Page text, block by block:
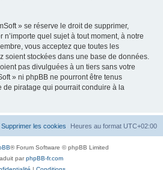
» se réserve le droit de supprimer,
quel sujet à tout moment, à notre
vous acceptez que toutes les
soient stockées dans une base de données.
pas divulguées à un tiers sans votre
» ni phpBB ne pourront être tenus
de piratage qui pourrait conduire à la
Heures au format UTC+02:00
Supprimer les cookies
® Forum Software © phpBB Limited
parphpBB-fr.com